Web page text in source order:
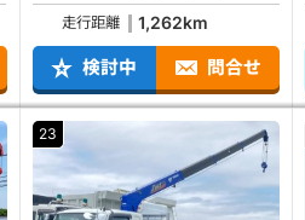
走行距離 1,262km
検討中 問合せ
23